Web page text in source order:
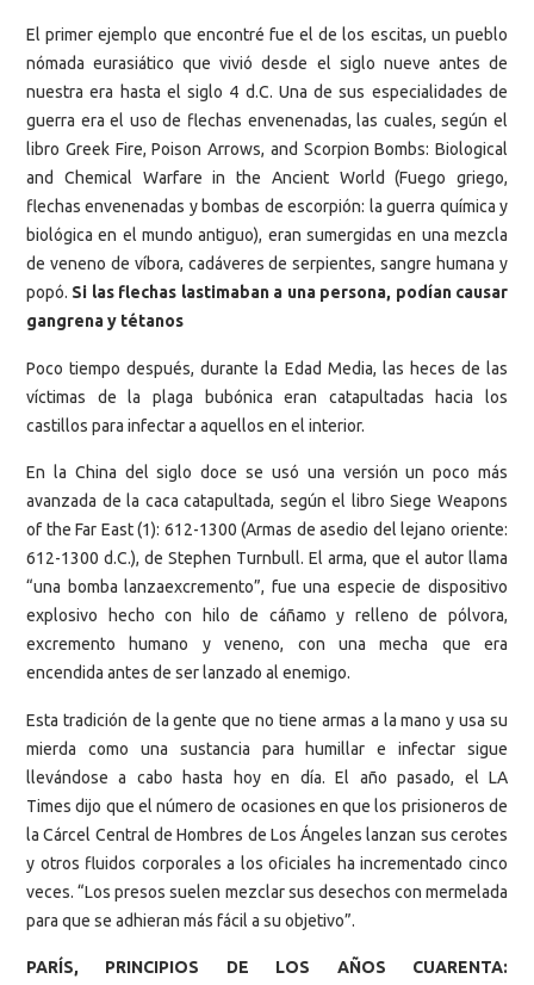
El primer ejemplo que encontré fue el de los escitas, un pueblo
nómada eurasiático que vivió desde el siglo nueve antes de
nuestra era hasta el siglo 4 d.C. Una de sus especialidades de
guerra era el uso de flechas envenenadas, las cuales, según el
libro Greek Fire, Poison Arrows, and Scorpion Bombs: Biological
and Chemical Warfare in the Ancient World (Fuego griego,
flechas envenenadas y bombas de escorpión: la guerra química y
biológica en el mundo antiguo), eran sumergidas en una mezcla
de veneno de víbora, cadáveres de serpientes, sangre humana y
popó. Si las flechas lastimaban a una persona, podían causar
gangrena y tétanos
Poco tiempo después, durante la Edad Media, las heces de las
víctimas de la plaga bubónica eran catapultadas hacia los
castillos para infectar a aquellos en el interior.
En la China del siglo doce se usó una versión un poco más
avanzada de la caca catapultada, según el libro Siege Weapons
of the Far East (1): 612-1300 (Armas de asedio del lejano oriente:
612-1300 d.C.), de Stephen Turnbull. El arma, que el autor llama
“una bomba lanzaexcremento”, fue una especie de dispositivo
explosivo hecho con hilo de cáñamo y relleno de pólvora,
excremento humano y veneno, con una mecha que era
encendida antes de ser lanzado al enemigo.
Esta tradición de la gente que no tiene armas a la mano y usa su
mierda como una sustancia para humillar e infectar sigue
llevándose a cabo hasta hoy en día. El año pasado, el LA
Times dijo que el número de ocasiones en que los prisioneros de
la Cárcel Central de Hombres de Los Ángeles lanzan sus cerotes
y otros fluidos corporales a los oficiales ha incrementado cinco
veces. “Los presos suelen mezclar sus desechos con mermelada
para que se adhieran más fácil a su objetivo”.
PARÍS, PRINCIPIOS DE LOS AÑOS CUARENTA: